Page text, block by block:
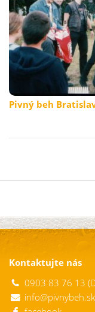
Pivný beh
Kontaktujte nás
0903 83 76 13
info@pivnybeh.sk